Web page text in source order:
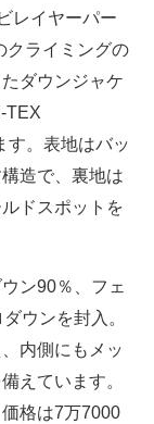
レイヤーパー
クライミングの
ダウンジャケ
TEX
す。表地はバッ
造で、裏地は
ドスポットを
ン90％、フェ
ウンを封入。
内側にもメッ
えています。
格は7万7000